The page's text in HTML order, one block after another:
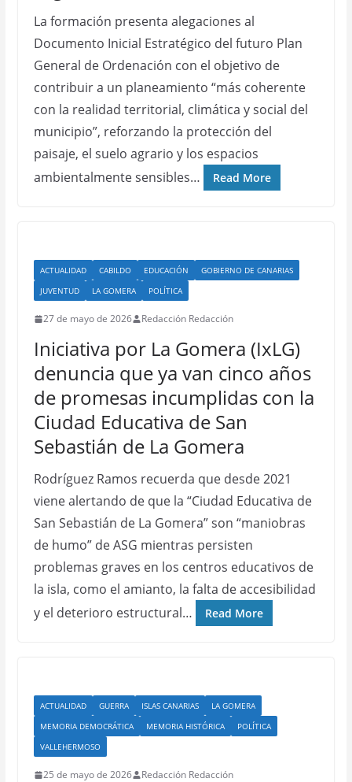
La formación presenta alegaciones al
Documento Inicial Estratégico del futuro Plan
General de Ordenación con el objetivo de
contribuir a un planeamiento “más coherente
con la realidad territorial, climática y social del
municipio”, reforzando la protección del
paisaje, el suelo agrario y los espacios
ambientalmente sensibles…
Read More
ACTUALIDAD CABILDO EDUCACIÓN
GOBIERNO DE CANARIAS
JUVENTUD
LA GOMERA POLÍTICA
27 de mayo de 2026 Redacción Redacción
Iniciativa por La Gomera (IxLG)
denuncia que ya van cinco años
de promesas incumplidas con la
Ciudad Educativa de San
Sebastián de La Gomera
Rodríguez Ramos recuerda que desde 2021
viene alertando de que la “Ciudad Educativa de
San Sebastián de La Gomera” son “maniobras
de humo” de ASG mientras persisten
problemas graves en los centros educativos de
la isla, como el amianto, la falta de accesibilidad
y el deterioro estructural…
Read More
ACTUALIDAD GUERRA ISLAS CANARIAS
LA GOMERA
MEMORIA DEMOCRÁTICA
MEMORIA HISTÓRICA
POLÍTICA
VALLEHERMOSO
25 de mayo de 2026 Redacción Redacción